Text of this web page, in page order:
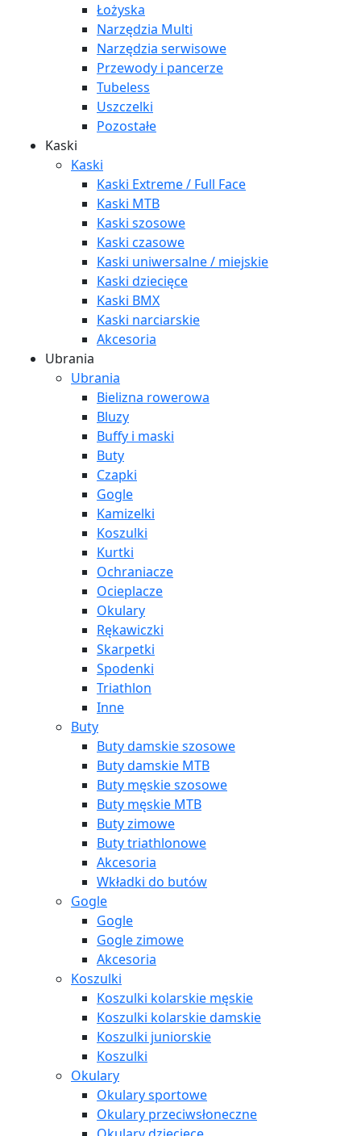
Łożyska
Narzędzia Multi
Narzędzia serwisowe
Przewody i pancerze
Tubeless
Uszczelki
Pozostałe
Kaski
Kaski
Kaski Extreme / Full Face
Kaski MTB
Kaski szosowe
Kaski czasowe
Kaski uniwersalne / miejskie
Kaski dziecięce
Kaski BMX
Kaski narciarskie
Akcesoria
Ubrania
Ubrania
Bielizna rowerowa
Bluzy
Buffy i maski
Buty
Czapki
Gogle
Kamizelki
Koszulki
Kurtki
Ochraniacze
Ocieplacze
Okulary
Rękawiczki
Skarpetki
Spodenki
Triathlon
Inne
Buty
Buty damskie szosowe
Buty damskie MTB
Buty męskie szosowe
Buty męskie MTB
Buty zimowe
Buty triathlonowe
Akcesoria
Wkładki do butów
Gogle
Gogle
Gogle zimowe
Akcesoria
Koszulki
Koszulki kolarskie męskie
Koszulki kolarskie damskie
Koszulki juniorskie
Koszulki
Okulary
Okulary sportowe
Okulary przeciwsłoneczne